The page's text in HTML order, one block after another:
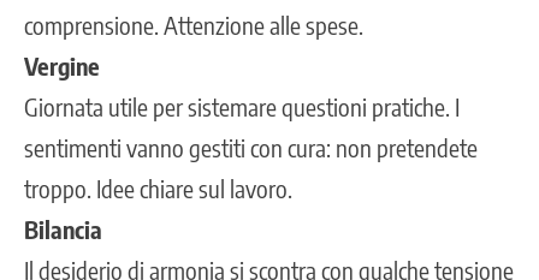
comprensione. Attenzione alle spese.
Vergine
Giornata utile per sistemare questioni pratiche. I
sentimenti vanno gestiti con cura: non pretendete
troppo. Idee chiare sul lavoro.
Bilancia
Il desiderio di armonia si scontra con qualche tensione